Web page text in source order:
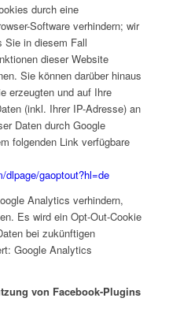
durch eine
Software verhindern; wir
Sie in diesem Fall
dieser Website
Sie können darüber hinaus
erzeugten und auf Ihre
(inkl. Ihrer IP-Adresse) an
Daten durch Google
folgenden Link verfügbare
dlpage/gaoptout?hl=de
Analytics verhindern,
Es wird ein Opt-Out-Cookie
bei zukünftigen
Google Analytics
von Facebook-Plugins